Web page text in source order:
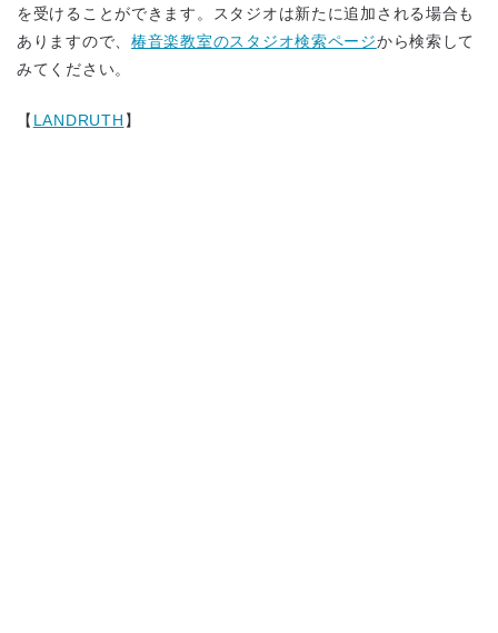
を受けることができます。スタジオは新たに追加される場合も
ありますので、椿音楽教室のスタジオ検索ページから検索して
みてください。
【 LANDRUTH 】